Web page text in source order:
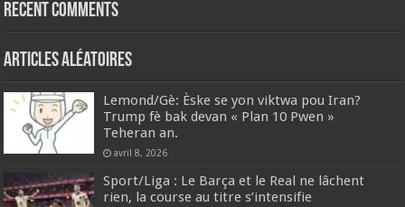
Recent Comments
Articles aléatoires
Lemond/Gè: Èske se yon viktwa pou Iran?
Trump fè bak devan « Plan 10 Pwen »
Teheran an.
avril 8, 2026
Sport/Liga : Le Barça et le Real ne lâchent
rien, la course au titre s’intensifie